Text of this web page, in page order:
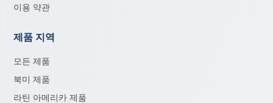
이용 약관
제품 지역
모든 제품
북미 제품
라틴 아메리카 제품